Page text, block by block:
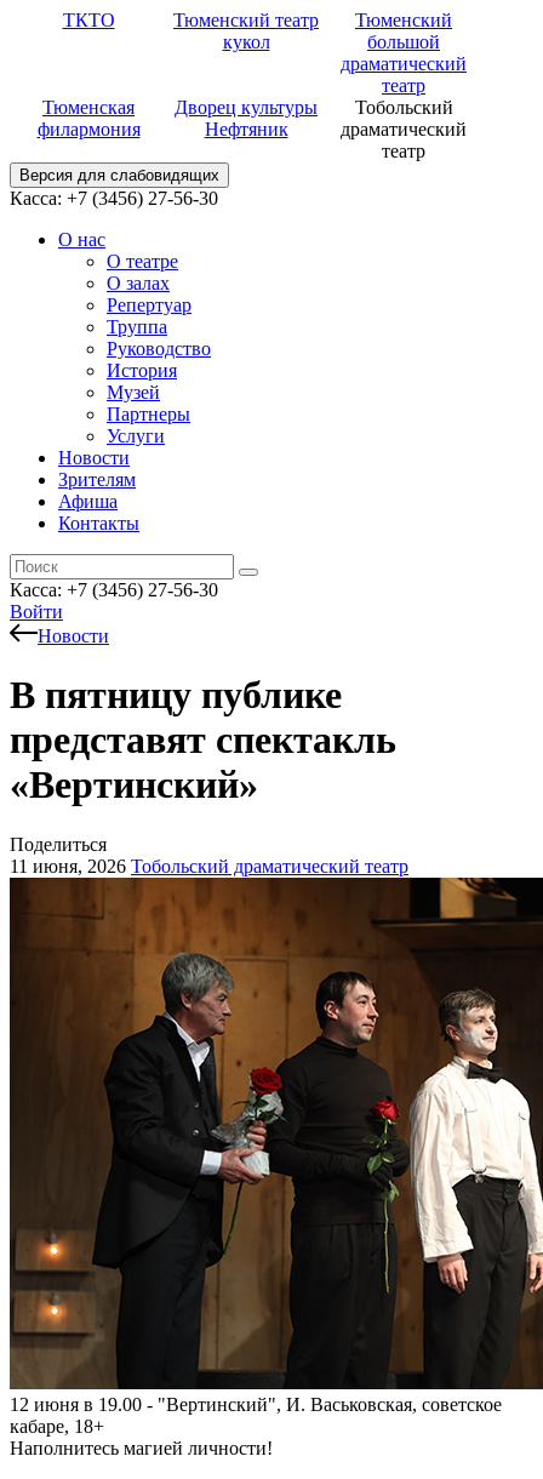
ТКТО
Тюменский театр
кукол
Тюменский
большой
драматический
театр
Тюменская
филармония
Дворец культуры
Нефтяник
Тобольский
драматический
театр
Версия для слабовидящих
Касса: +7 (3456) 27-56-30
О нас
О театре
О залах
Репертуар
Труппа
Руководство
История
Музей
Партнеры
Услуги
Новости
Зрителям
Афиша
Контакты
Касса: +7 (3456) 27-56-30
Войти
Новости
В пятницу публике
представят спектакль
«Вертинский»
Поделиться
11 июня, 2026 Тобольский драматический театр
12 июня в 19.00 - "Вертинский", И. Васьковская, советское
кабаре, 18+
Наполнитесь магией личности!